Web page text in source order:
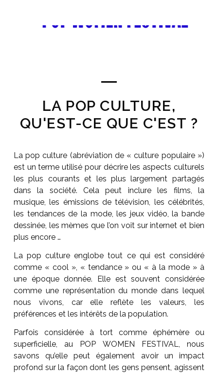
LA POP CULTURE,
QU'EST-CE QUE C'EST ?
La pop culture (abréviation de « culture populaire »)
est un terme utilisé pour décrire les aspects culturels
les plus courants et les plus largement partagés
dans la société. Cela peut inclure les films, la
musique, les émissions de télévision, les célébrités,
les tendances de la mode, les jeux vidéo, la bande
dessinée, les mèmes que l’on voit sur internet et bien
plus encore …
La pop culture englobe tout ce qui est considéré
comme « cool », « tendance » ou « à la mode » à
une époque donnée. Elle est souvent considérée
comme une représentation du monde dans lequel
nous vivons, car elle reflète les valeurs, les
préférences et les intérêts de la population.
Parfois considérée à tort comme éphémère ou
superficielle, au POP WOMEN FESTIVAL, nous
savons qu’elle peut également avoir un impact
profond sur la façon dont les gens pensent, agissent